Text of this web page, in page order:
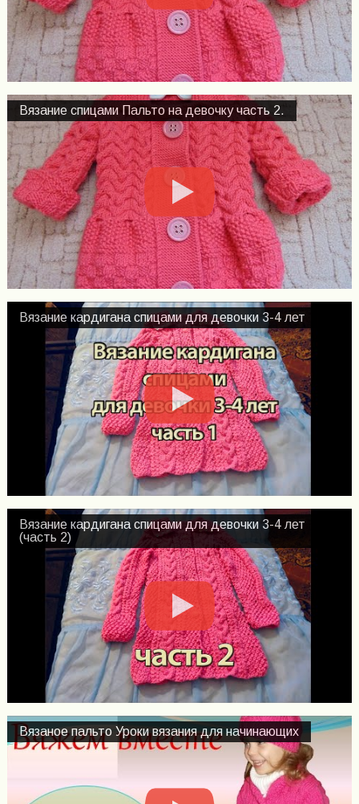
Вязание спицами Пальто на девочку часть 2.
Вязание кардигана спицами для девочки 3-4 лет
Вязание кардигана спицами для девочки 3-4 лет
(часть 2)
Вязаное пальто Уроки вязания для начинающих